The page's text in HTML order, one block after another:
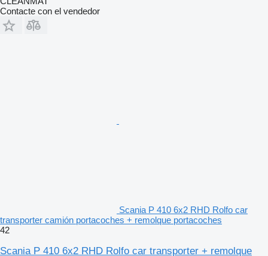
Contacte con el vendedor
Scania P 410 6x2 RHD Rolfo car
transporter camión portacoches + remolque portacoches
42
Scania P 410 6x2 RHD Rolfo car transporter + remolque